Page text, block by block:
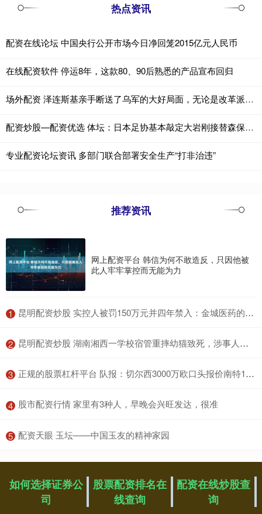
热点资讯
配资在线论坛 中国央行公开市场今日净回笼2015亿元人民币
在线配资软件 停运8年，这款80、90后熟悉的产品宣布回归
场外配资 泽连斯基亲手断送了乌军的大好局面，无论是改革派的费多罗夫还是传统派的
配资炒股—配资优选 体坛：日本足协基本敲定大岩刚接替森保一 明年三月上任
专业配资论坛资讯 多部门联合部署安全生产“打非治违”
推荐资讯
网上配资平台 韩信为何不敢造反，只因他被
此人牢牢掌控而无能为力
1 ​昆明配资炒股 实控人被罚150万元并四年禁入：金城医药的治理失效与业绩困局
2 ​昆明配资炒股 湖南湘西一学校宿管重摔幼猫致死，涉事人员已被辞退
3 ​正规的股票杠杆平台 队报：切尔西3000万欧口头报价南特18岁后卫塔蒂，交易时间紧迫
4 ​股市配资行情 家里有3种人，早晚会兴旺发达，很准
5 ​配资天眼 玉坛——中国玉友的精神家园
如何选择证券公
司
股票配资排名在
线查询
配资在线炒股查
询